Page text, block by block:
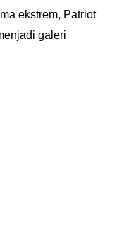
ekstrem, Patriot
galeri